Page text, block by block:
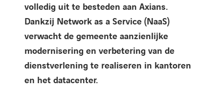
volledig uit te besteden aan Axians.
Dankzij Network as a Service (NaaS)
verwacht de gemeente aanzienlijke
modernisering en verbetering van de
dienstverlening te realiseren in kantoren
en het datacenter.